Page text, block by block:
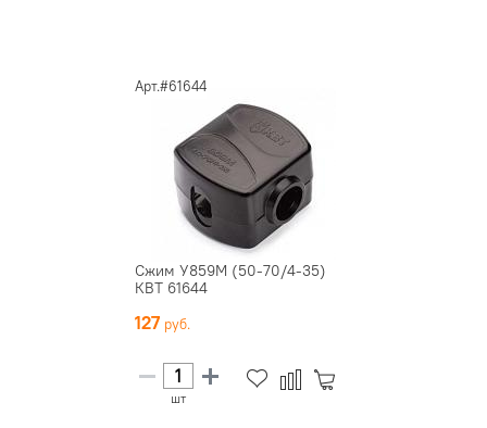
Арт.#61644
Сжим У859М (50-70/4-35)
КВТ 61644
127
шт